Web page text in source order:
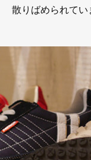
散りばめられてい